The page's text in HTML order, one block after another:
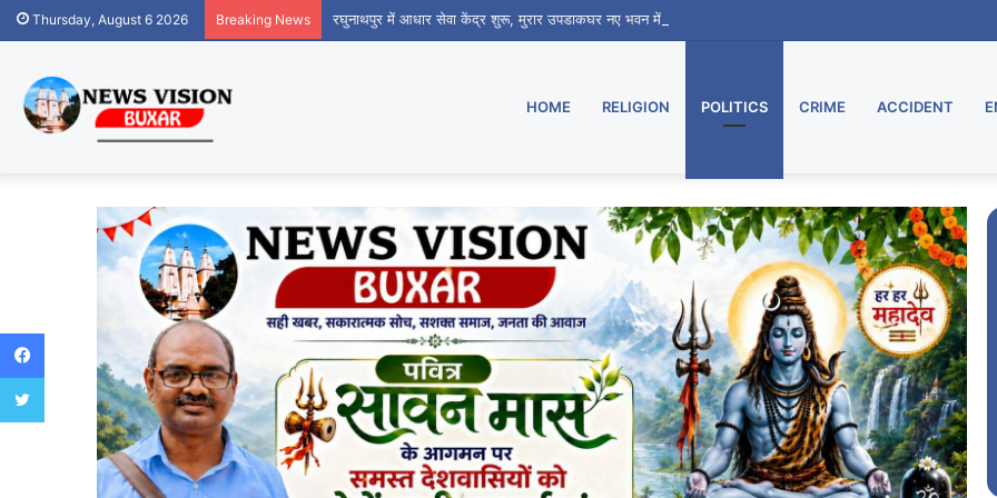
Thursday, August 6 2026 Breaking News रघुनाथपुर में आधार सेवा केंद्र शुरू, मुरार उपडाकघर नए भवन में हुआ स्थानांतरित
HOME RELIGION POLITICS CRIME ACCIDENT
Facebook